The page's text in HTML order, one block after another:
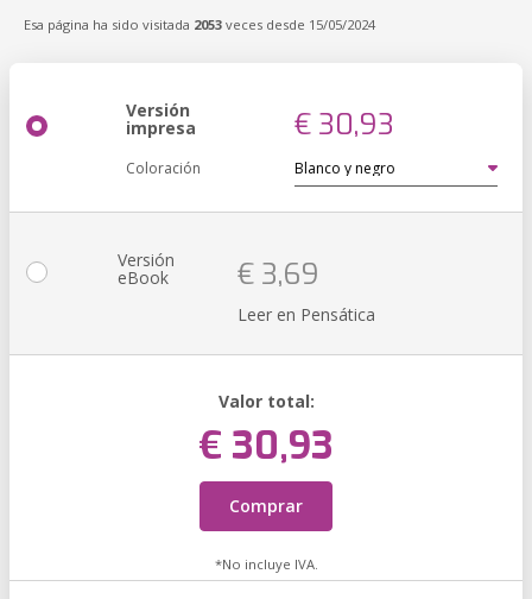
Esa página ha sido visitada 2053 veces desde 15/05/2024
Versión
impresa € 30,93
Coloración
Versión
eBook € 3,69
Leer en Pensática
Valor total:
€ 30,93
Comprar
*No incluye IVA.